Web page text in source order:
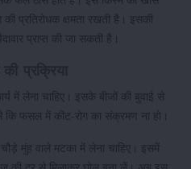
प्रतिरोधक क्षमता रखती है। इसकी
प्राप्त की जा सकती है।
में लेना चाहिए। इसके बीजों की बुवाई से
कि फसल में कीट-रोग का संक्रमण ना हो।
मुंह वाले मटका में लेना चाहिए। इसमें